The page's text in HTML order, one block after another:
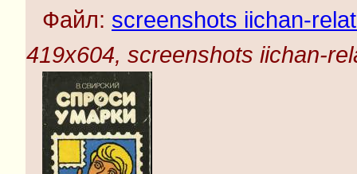
Файл: screenshots iichan-
419x604, screenshots iichan-